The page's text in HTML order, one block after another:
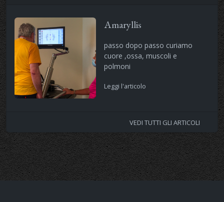
Amaryllis
passo dopo passo curiamo
cuore ,ossa, muscoli e
polmoni
Leggi l'articolo
VEDI TUTTI GLI ARTICOLI